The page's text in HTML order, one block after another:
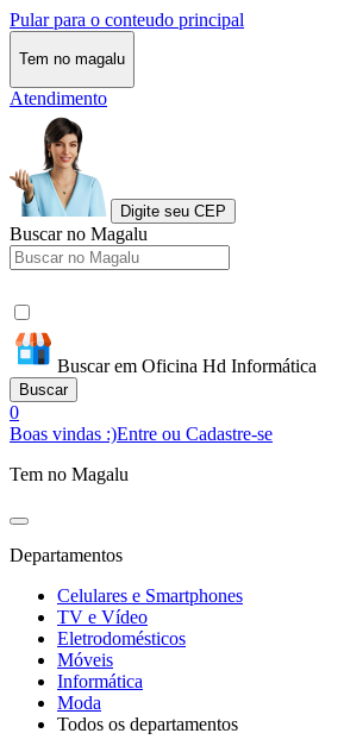
Pular para o conteudo principal
Tem no magalu
Atendimento
Digite seu CEP
Buscar no Magalu
Buscar em Oficina Hd Informática
Buscar
0
Boas vindas :)Entre ou Cadastre-se
Tem no Magalu
Departamentos
Celulares e Smartphones
TV e Vídeo
Eletrodomésticos
Móveis
Informática
Moda
Todos os departamentos